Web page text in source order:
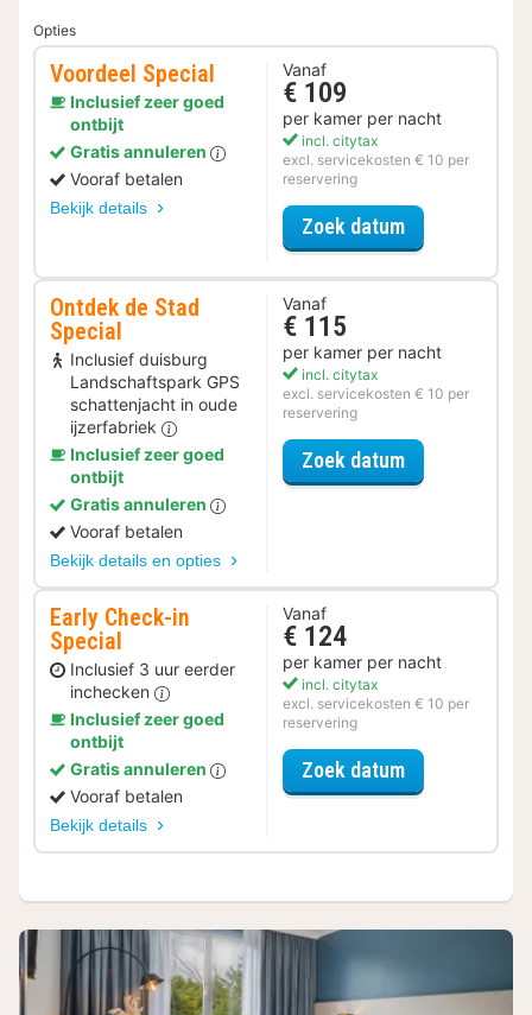
Opties
Voordeel Special
Inclusief zeer goed
ontbijt
Gratis annuleren
Vooraf betalen
Bekijk details
Vanaf
€ 109
per kamer per nacht
incl. citytax
excl. servicekosten € 10 per
reservering
Zoek datumvoor Voordeel
Ontdek de Stad
Special
Inclusief duisburg
Landschaftspark GPS
schattenjacht in oude
ijzerfabriek
Inclusief zeer goed
ontbijt
Gratis annuleren
Vooraf betalen
Bekijk details en opties
Vanaf
€ 115
per kamer per nacht
incl. citytax
excl. servicekosten € 10 per
reservering
Zoek datumvoor Ontdek
Early Check-in
Special
Inclusief 3 uur eerder
inchecken
Inclusief zeer goed
ontbijt
Gratis annuleren
Vooraf betalen
Bekijk details
Vanaf
€ 124
per kamer per nacht
incl. citytax
excl. servicekosten € 10 per
reservering
Zoek datumvoor Early